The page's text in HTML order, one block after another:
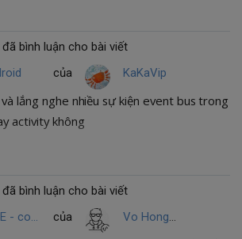
đã bình luận cho bài viết
của KaKaVip
lắng nghe nhiều sự kiện event bus trong
activity không
đã bình luận cho bài viết
Giới thiệu Cloud9 IDE - code mọi lúc mọi nơi
của Vo Hong Quan